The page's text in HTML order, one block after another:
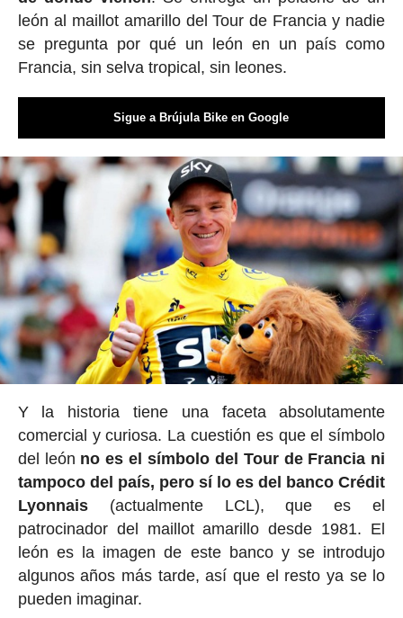
león al maillot amarillo del Tour de Francia y nadie
se pregunta por qué un león en un país como
Francia, sin selva tropical, sin leones.
Sigue a Brújula Bike en Google
Y la historia tiene una faceta absolutamente
comercial y curiosa. La cuestión es que el símbolo
del león no es el símbolo del Tour de Francia ni
tampoco del país, pero sí lo es del banco Crédit
Lyonnais(actualmente LCL), que es el
patrocinador del maillot amarillo desde 1981. El
león es la imagen de este banco y se introdujo
algunos años más tarde, así que el resto ya se lo
pueden imaginar.